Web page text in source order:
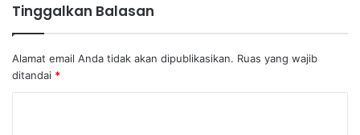
Tinggalkan Balasan
Alamat email Anda tidak akan dipublikasikan. Ruas yang wajib
ditandai *